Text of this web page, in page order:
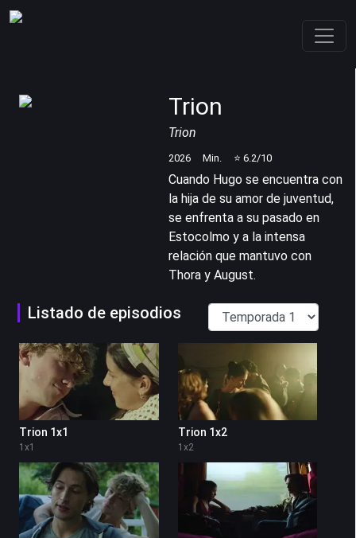
Trion
Trion
2026 Min. ⭐ 6.2/10
Cuando Hugo se encuentra con
la hija de su amor de juventud,
se enfrenta a su pasado en
Estocolmo y a la intensa
relación que mantuvo con
Thora y August.
Listado de episodios
Trion 1x1
1 x1
Trion 1x2
1 x2